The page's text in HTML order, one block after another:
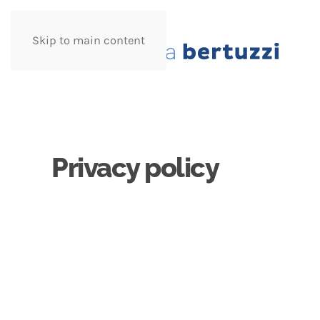
Skip to main content
Privacy policy